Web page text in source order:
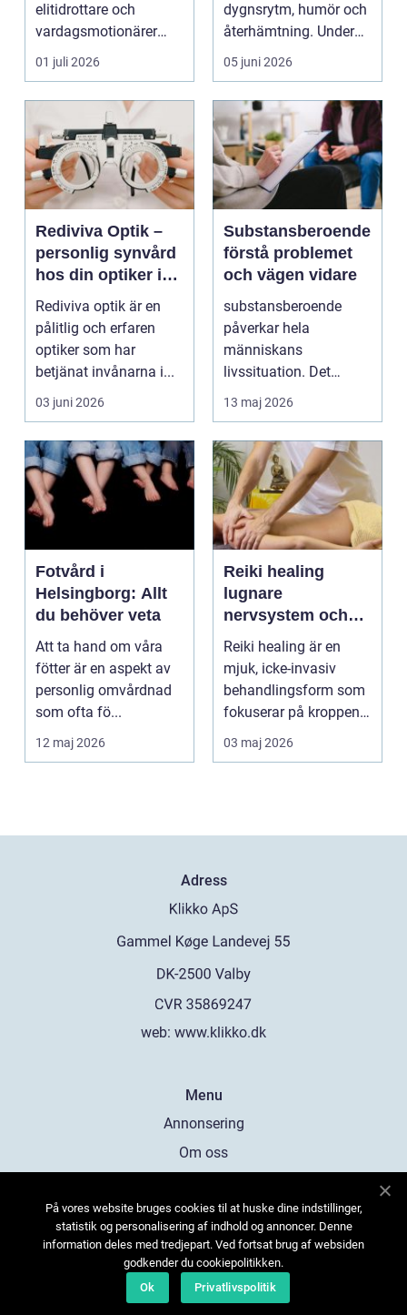
elitidrottare och
vardagsmotionärer
för...
01 juli 2026
dygnsrytm, humör och
återhämtning. Under
senare år har en ny typ
av prod...
05 juni 2026
Rediviva Optik –
personlig synvård
hos din optiker i
Uppsala
Rediviva optik är en
pålitlig och erfaren
optiker som har
betjänat invånarna i...
03 juni 2026
Substansberoende
förstå problemet
och vägen vidare
substansberoende
påverkar hela
människans
livssituation. Det
handlar sällan bara
om alkohol, narkoti...
13 maj 2026
Fotvård i
Helsingborg: Allt
du behöver veta
Att ta hand om våra
fötter är en aspekt av
personlig omvårdnad
som ofta fö...
12 maj 2026
Reiki healing
lugnare
nervsystem och
djupare
återhämtning
Reiki healing är en
mjuk, icke-invasiv
behandlingsform som
fokuserar på kroppens
egen förmåga att lä...
03 maj 2026
Adress
web: www.klikko.dk
Menu
Annonsering
Om oss
Kontakta oss
Sitemap
På vores website bruges cookies til at huske dine indstillinger,
statistik og personalisering af indhold og annoncer. Denne
information deles med tredjepart. Ved fortsat brug af websiden
godkender du cookiepolitikken.
Ok
Privatlivspolitik